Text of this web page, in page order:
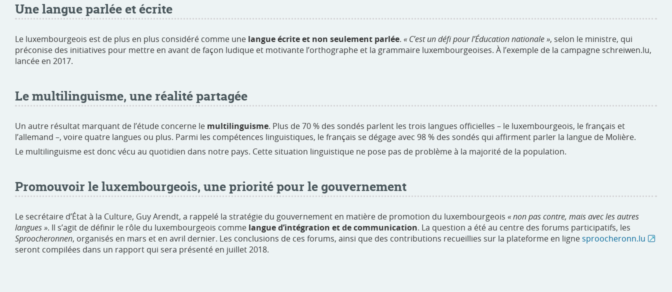
Une langue parlée et écrite
Le luxembourgeois est de plus en plus considéré comme une langue écrite et non seulement parlée. « C’est un défi pour l’Éducation nationale », selon le ministre, qui
préconise des initiatives pour mettre en avant de façon ludique et motivante l’orthographe et la grammaire luxembourgeoises. À l’exemple de la campagne schreiwen.lu,
lancée en 2017.
Le multilinguisme, une réalité partagée
Un autre résultat marquant de l’étude concerne le multilinguisme. Plus de 70 % des sondés parlent les trois langues officielles – le luxembourgeois, le français et
l’allemand –, voire quatre langues ou plus. Parmi les compétences linguistiques, le français se dégage avec 98 % des sondés qui affirment parler la langue de Molière.
Le multilinguisme est donc vécu au quotidien dans notre pays. Cette situation linguistique ne pose pas de problème à la majorité de la population.
Promouvoir le luxembourgeois, une priorité pour le gouvernement
Le secrétaire d’État à la Culture, Guy Arendt, a rappelé la stratégie du gouvernement en matière de promotion du luxembourgeois « non pas contre, mais avec les autres
langues ». Il s’agit de définir le rôle du luxembourgeois comme langue d’intégration et de communication. La question a été au centre des forums participatifs, les
Sproocheronnen, organisés en mars et en avril dernier. Les conclusions de ces forums, ainsi que des contributions recueillies sur la plateforme en ligne sproocheronn.lu
seront compilées dans un rapport qui sera présenté en juillet 2018.